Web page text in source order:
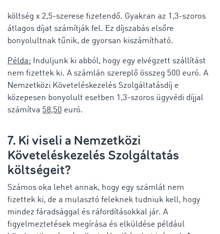
költség x 2,5-szerese fizetendő. Gyakran az 1,3-szoros
átlagos díjat számítják fel. Ez díjszabás elsőre
bonyolultnak tűnik, de gyorsan kiszámítható.
Példa: Induljunk ki abból, hogy egy elvégzett szállítást
nem fizettek ki. A számlán szereplő összeg 500 euró. A
Nemzetközi Követeléskezelés Szolgáltatásdíj e
közepesen bonyolult esetben 1,3-szoros ügyvédi díjjal
számítva 58,50 euró.
7. Ki viseli a Nemzetközi
Követeléskezelés Szolgáltatás
költségeit?
Számos oka lehet annak, hogy egy számlát nem
fizettek ki, de a mulasztó feleknek tudniuk kell, hogy
mindez fáradsággal és ráfordításokkal jár. A
figyelmeztetések megírása és elküldése például